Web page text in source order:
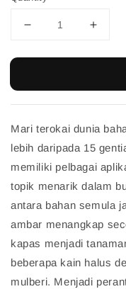
Mari terokai dunia
lebih daripada 15
memiliki pelbagai
topik menarik dalam
antara bahan semula
ambar menangkap
kapas menjadi
beberapa kain halus
mulberi. Menjadi